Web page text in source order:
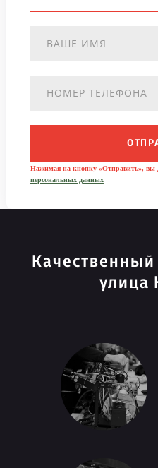
Нажимая на кнопку «Отправить», вы
персональных данных
улица